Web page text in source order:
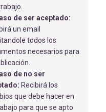
01/04/2019
CASO DE CUADRO
URGENCIAS.
- 02/04/2018
LOS ENFERMEROS
LA
- 02/04/2018
de ser aceptado:
un email
todos los
necesarios para
de no ser
Recibirá los
que debe hacer en
para que se apto